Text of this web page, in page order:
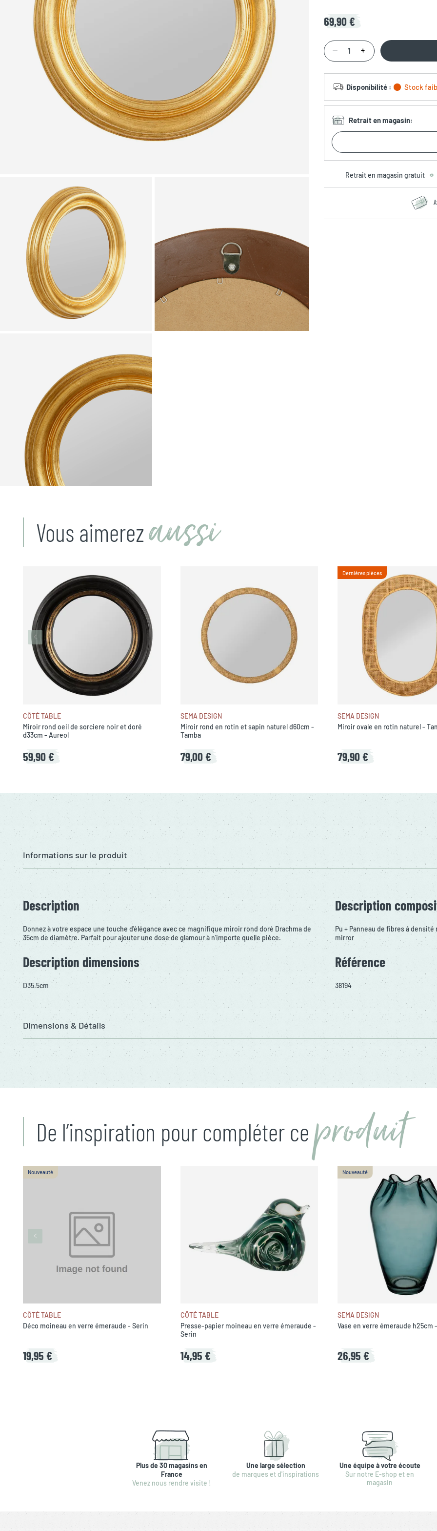
Zoomer sur l'image
Zoomer sur l'image Zoomer sur l'image
Zoomer sur l'image
69,90 €
Disponibilité : Stock
Retrait en magasin:
Retrait en magasin gratuit
Vous aimerez aussi
CÔTÉ TABLE
Miroir rond oeil de sorciere noir et doré
d33cm - Aureol
59,90 €
SEMA DESIGN
Miroir rond en rotin et sapin naturel d60cm -
Tamba
79,00 €
Dernières pièces
SEMA DESIGN
Miroir ovale en rotin naturel -
79,90 €
Informations sur le produit
Description
Donnez à votre espace une touche d'élégance avec ce magnifique miroir rond doré Drachma de
35cm de diamètre. Parfait pour ajouter une dose de glamour à n'importe quelle pièce.
Description
Pu + Panneau de fibres à
mirror
Description dimensions
D35.5cm
Référence
38194
Dimensions & Détails
De l’inspiration pour compléter ce produit
Nouveauté
CÔTÉ TABLE
Déco moineau en verre émeraude - Serin
19,95 €
CÔTÉ TABLE
Presse-papier moineau en verre émeraude -
Serin
14,95 €
Nouveauté
SEMA DESIGN
Vase en verre émeraude h25cm
26,95 €
Plus de 30 magasins en
France
Venez nous rendre visite !
Une large sélection
de marques et d'inspirations
Une équipe à votre écoute
Sur notre E-shop et en
magasin